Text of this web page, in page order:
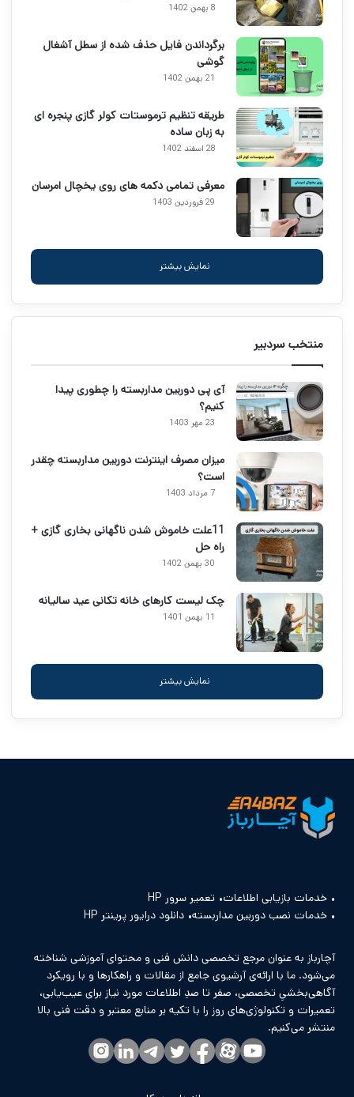
8 بهمن 1402
برگرداندن فایل حذف شده از سطل آشغال
گوشی
21 بهمن 1402
طریقه تنظیم ترموستات کولر گازی پنجره ای
به زبان ساده
28 اسفند 1402
معرفی تمامی دکمه های روی یخچال امرسان
29 فروردین 1403
نمایش بیشتر
منتخب سردبیر
آی پی دوربین مداربسته را چطوری پیدا
کنیم؟
23 مهر 1403
میزان مصرف اینترنت دوربین مداربسته چقدر
است؟
7 مرداد 1403
11علت خاموش شدن ناگهانی بخاری گازی +
راه حل
30 بهمن 1402
چک لیست کارهای خانه تکانی عید سالیانه
11 بهمن 1401
نمایش بیشتر
خدمات بازیابی اطلاعات تعمیر سرور HP
خدمات نصب دوربین مداربسته دانلود درایور پرینتر HP
آچارباز به عنوان مرجع تخصصی دانش فنی و محتوای آموزشی شناخته
می‌شود. ما با ارائه‌ی آرشیوی جامع از مقالات و راهکارها و با رویکرد
آگاهی‌بخشیِ تخصصی، صفر تا صدِ اطلاعات مورد نیاز برای عیب‌یابی،
تعمیرات و تکنولوژی‌های روز را با تکیه بر منابع معتبر و دقت فنی بالا
منتشر می‌کنیم.